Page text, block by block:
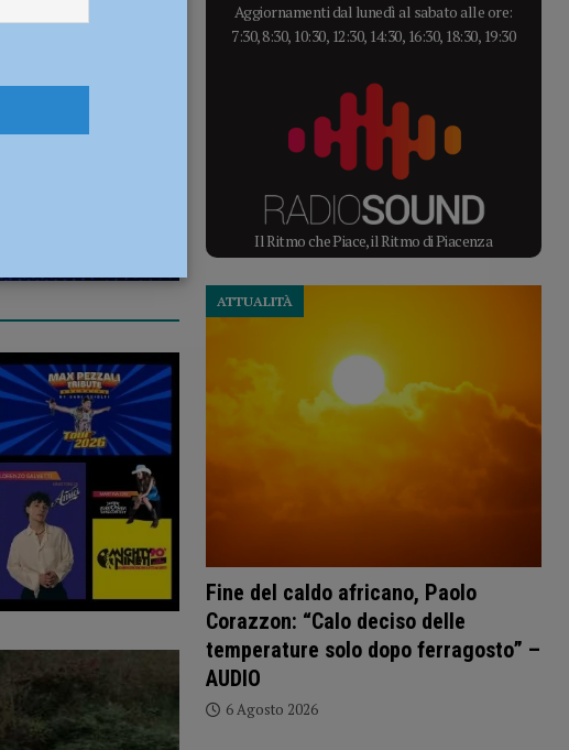
Aggiornamenti dal lunedì al sabato alle ore:
7:30, 8:30, 10:30, 12:30, 14:30, 16:30, 18:30, 19:30
Il Ritmo che Piace, il Ritmo di Piacenza
Fine del caldo africano, Paolo
Corazzon: “Calo deciso delle
temperature solo dopo ferragosto” –
AUDIO
ATTUALITÀ
6 Agosto 2026